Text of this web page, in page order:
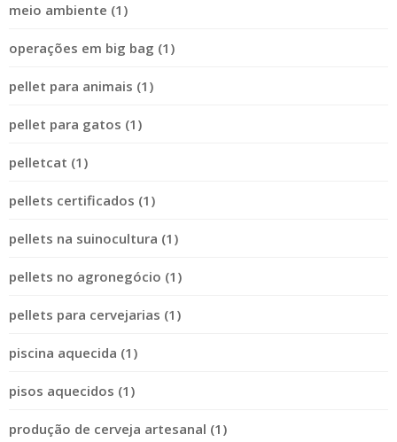
meio ambiente (1)
operações em big bag (1)
pellet para animais (1)
pellet para gatos (1)
pelletcat (1)
pellets certificados (1)
pellets na suinocultura (1)
pellets no agronegócio (1)
pellets para cervejarias (1)
piscina aquecida (1)
pisos aquecidos (1)
produção de cerveja artesanal (1)